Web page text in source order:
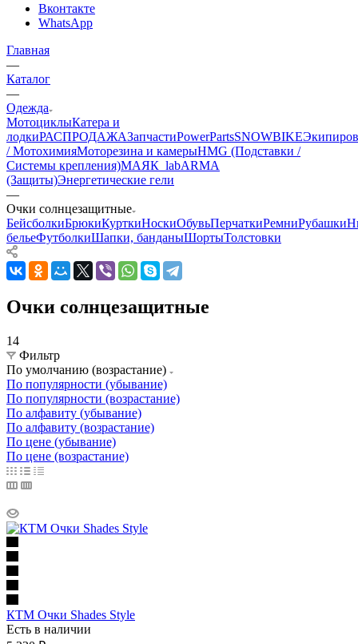
Вконтакте
WhatsApp
Главная
—
Каталог
—
Одежда
МотоциклыКатера и
лодкиРАСПРОДАЖАЗапчастиPowerPartsSNOWBIKE
/ МотохимияМоторезина и камерыHMG (Подставки /
Системы крепления)МАЯК_labARMA
(Защиты)Энергетические гели
—
Очки солнцезащитные
БейсболкиБрюкиКурткиНоскиОбувьПерчаткиРемниРубашки
бельеФутболкиШапки, банданыШортыТолстовки
Очки солнцезащитные
14
Фильтр
По умолчанию (возрастание)
По популярности (убывание)
По популярности (возрастание)
По алфавиту (убывание)
По алфавиту (возрастание)
По цене (убывание)
По цене (возрастание)
КТМ Очки Shades Style
Есть в наличии